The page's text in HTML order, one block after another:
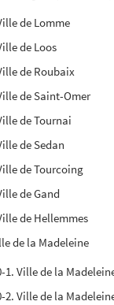
de Lomme
de Loos
de Roubaix
de Saint-Omer
de Tournai
de Sedan
de Tourcoing
de Gand
de Hellemmes
de la Madeleine
1. Ville de la
2. Ville de la